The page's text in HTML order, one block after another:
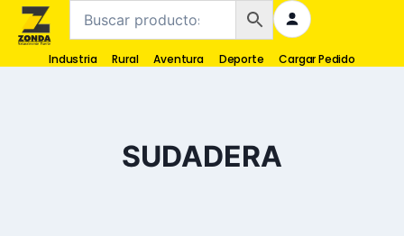
Industria Rural Aventura Deporte Cargar Pedido
SUDADERA